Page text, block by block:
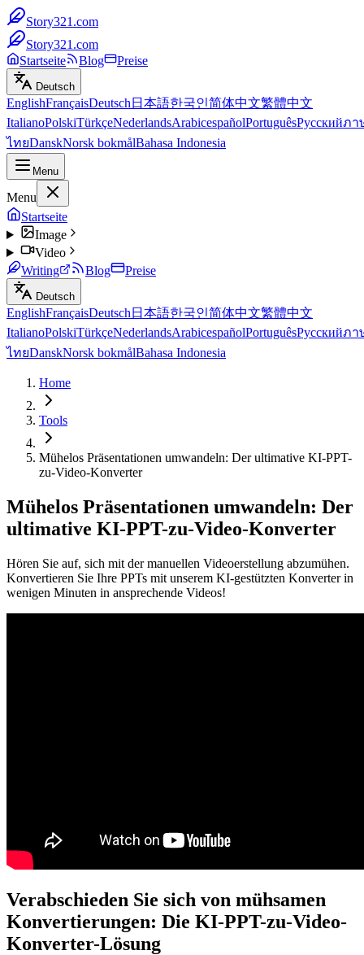
Story321.com
Story321.com
Startseite
Blog Preise
Deutsch
EnglishFrançaisDeutsch 日本語한국인简体中文繁體中文
ItalianoPolskiTürkçeNederlandsArabicespañolPortuguêsРусскийภา
ไทยDanskNorsk bokmålBahasa Indonesia
Menu
Menu
Startseite
Image
Video
Writing
Blog Preise
Deutsch
EnglishFrançaisDeutsch 日本語한국인简体中文繁體中文
ItalianoPolskiTürkçeNederlandsArabicespañolPortuguêsРусскийภา
ไทยDanskNorsk bokmålBahasa Indonesia
Home
Tools
Mühelos Präsentationen umwandeln: Der ultimative KI-PPT-
zu-Video-Konverter
Mühelos Präsentationen umwandeln: Der
ultimative KI-PPT-zu-Video-Konverter
Hören Sie auf, sich mit der manuellen Videoerstellung abzumühen.
Konvertieren Sie Ihre PPTs mit unserem KI-gestützten Konverter in
wenigen Minuten in ansprechende Videos!
Verabschieden Sie sich von mühsamen
Konvertierungen: Die KI-PPT-zu-Video-
Konverter-Lösung